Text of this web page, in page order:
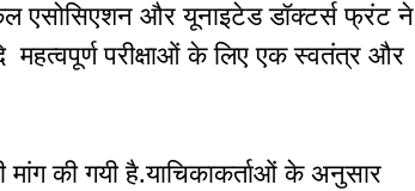
एसोसिएशन और यूनाइटेड डॉक्टर्स फ्रंट ने
परीक्षाओं के लिए एक स्वतंत्र और
मांग की गयी है.याचिकाकर्ताओं के अनुसार